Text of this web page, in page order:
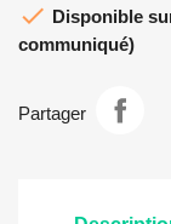
 Disponible
communiqué)
Partager